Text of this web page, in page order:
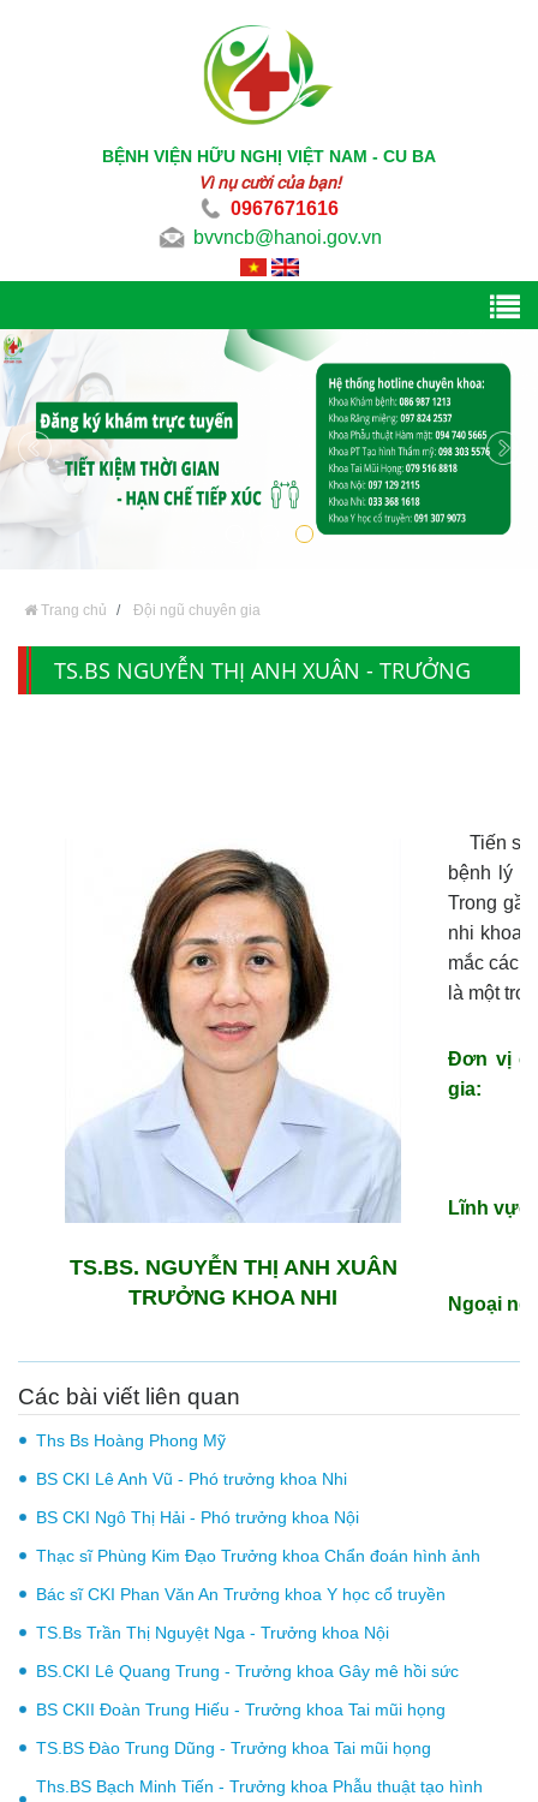
BỆNH VIỆN HỮU NGHỊ VIỆT NAM - CU BA
Vì nụ cười của bạn!
0967671616
bvvncb@hanoi.gov.vn
Trang chủ Đội ngũ chuyên gia
TS.BS NGUYỄN THỊ ANH XUÂN - TRƯỞNG
TS.BS. NGUYỄN THỊ ANH XUÂN
TRƯỞNG KHOA NHI
Tiến sĩ,
bệnh lý
Trong
nhi khoa
mắc các
là một
Đơn vị
gia:
Lĩnh vực
Ngoại
Các bài viết liên quan
Ths Bs Hoàng Phong Mỹ
BS CKI Lê Anh Vũ - Phó trưởng khoa Nhi
BS CKI Ngô Thị Hải - Phó trưởng khoa Nội
Thạc sĩ Phùng Kim Đạo Trưởng khoa Chẩn đoán hình ảnh
Bác sĩ CKI Phan Văn An Trưởng khoa Y học cổ truyền
TS.Bs Trần Thị Nguyệt Nga - Trưởng khoa Nội
BS.CKI Lê Quang Trung - Trưởng khoa Gây mê hồi sức
BS CKII Đoàn Trung Hiếu - Trưởng khoa Tai mũi họng
TS.BS Đào Trung Dũng - Trưởng khoa Tai mũi họng
Ths.BS Bạch Minh Tiến - Trưởng khoa Phẫu thuật tạo hình